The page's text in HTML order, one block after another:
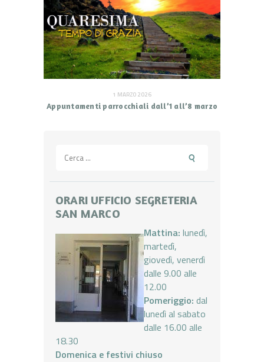
1 MARZO 2026
Appuntamenti parrocchiali dall’1 all’8 marzo
per:
ORARI UFFICIO SEGRETERIA
SAN MARCO
Mattina: lunedì,
martedì,
giovedì, venerdì
dalle 9.00 alle
12.00
Pomeriggio: dal
lunedì al sabato
dalle 16.00 alle
18.30
Domenica e festivi chiuso